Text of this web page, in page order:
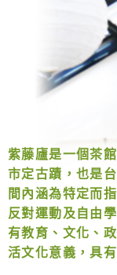
紫藤廬是一個茶
市定古蹟，也是
間內涵為特定而
反對運動及自由
有教育、文化、
活文化意義，具